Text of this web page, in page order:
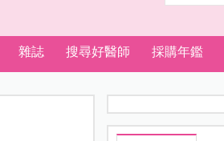
雜誌 搜尋好醫師 採購年鑑